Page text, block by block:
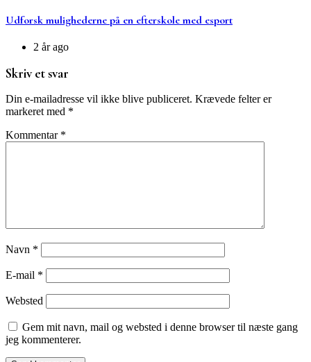
Udforsk mulighederne på en efterskole med esport
2 år ago
Skriv et svar
Din e-mailadresse vil ikke blive publiceret. Krævede felter er
markeret med *
Kommentar *
Navn *
E-mail *
Websted
Gem mit navn, mail og websted i denne browser til næste gang
jeg kommenterer.